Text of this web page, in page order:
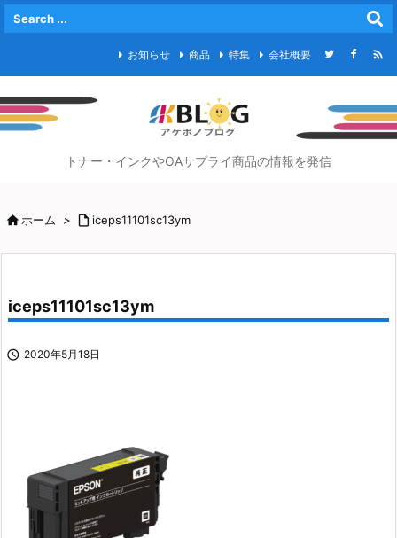
お知らせ 商品 特集 会社概要 
トナー・インクやOAサプライ商品の情報を発信
ホーム >  iceps11101sc13ym
iceps11101sc13ym
 2020年5月18日